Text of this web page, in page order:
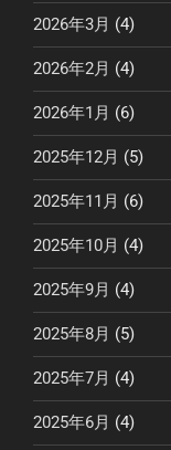
2026年3月 (4)
2026年2月 (4)
2026年1月 (6)
2025年12月 (5)
2025年11月 (6)
2025年10月 (4)
2025年9月 (4)
2025年8月 (5)
2025年7月 (4)
2025年6月 (4)